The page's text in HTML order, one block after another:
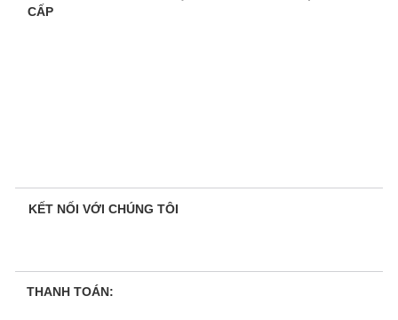
CẤP
KẾT NỐI VỚI CHÚNG TÔI
THANH TOÁN: